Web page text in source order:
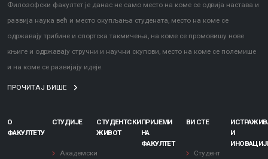
Филозофски факултет је данас не само место на коме се одвија настава и
развија наука већ и место окупљања студената, место на коме се
одржавају трибине и спортска такмичења, на коме се промовишу нове
књиге и одржавају стручни и научни скупови, место на коме се полемише
и на коме се развијају идеје.
ПРОЧИТАЈ ВИШЕ
О
ФАКУЛТЕТУ
СТУДИЈЕ
Академски
СТУДЕНТСКИ
ЖИВОТ
ПРИЈЕМИ
НА
ФАКУЛТЕТ
ВИ СТЕ
Студент
И